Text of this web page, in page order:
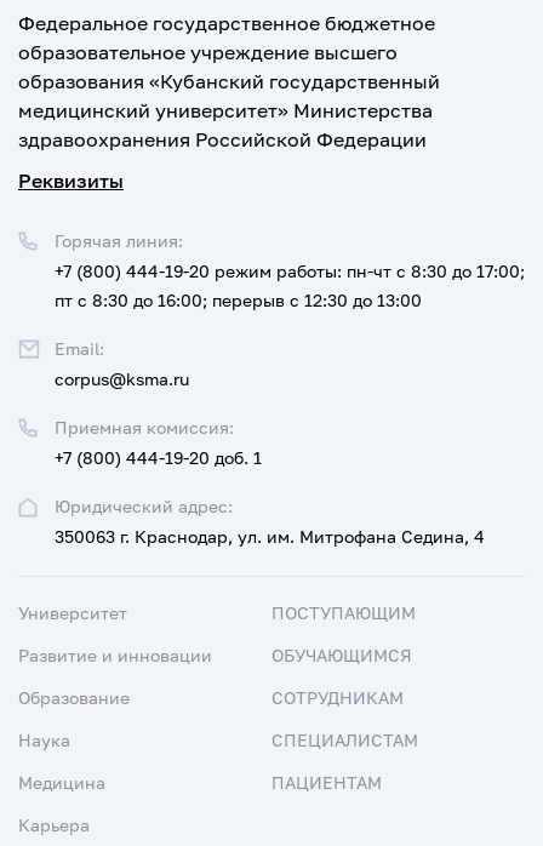
Федеральное государственное бюджетное
образовательное учреждение высшего
образования «Кубанский государственный
медицинский университет» Министерства
здравоохранения Российской Федерации
Реквизиты
Юридический адрес:
350063 г. Краснодар, ул. им. Митрофана Седина, 4
Приемная комиссия:
+7 (800) 444-19-20 доб. 1
Горячая линия:
+7 (800) 444-19-20 режим работы: пн-чт с 8:30 до 17:00;
пт с 8:30 до 16:00; перерыв с 12:30 до 13:00
Email:
corpus@ksma.ru
Университет
Развитие и инновации
Образование
Наука
Медицина
Карьера
ПОСТУПАЮЩИМ
ОБУЧАЮЩИМСЯ
СОТРУДНИКАМ
СПЕЦИАЛИСТАМ
ПАЦИЕНТАМ